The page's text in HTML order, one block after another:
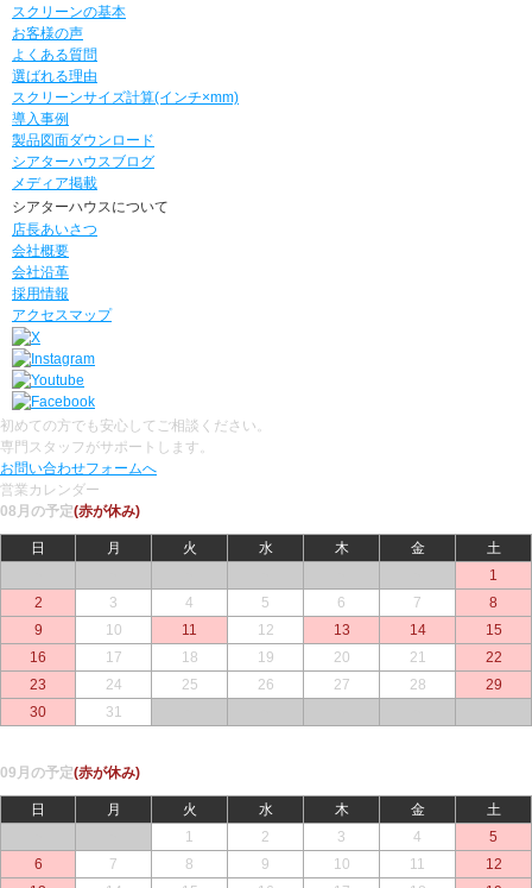
スクリーンの基本
お客様の声
よくある質問
選ばれる理由
スクリーンサイズ計算(インチ×mm)
導入事例
製品図面ダウンロード
シアターハウスブログ
メディア掲載
シアターハウスについて
店長あいさつ
会社概要
会社沿革
採用情報
アクセスマップ
初めての方でも安心してご相談ください。
専門スタッフがサポートします。
お問い合わせフォームへ
営業カレンダー
08月の予定(赤が休み)
日 月 火 水 木 金
土
1
2
3 4 5 6 7
8
9
10 11 12 13 14
15
16
17 18 19 20 21
22
23
24 25 26 27 28
29
30
31
09月の予定(赤が休み)
日 月 火 水 木 金
土
1 2 3 4
5
6
7 8 9 10 11
12